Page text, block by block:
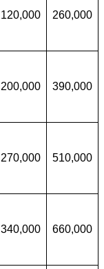
120,000 260,000
200,000 390,000
270,000 510,000
340,000 660,000